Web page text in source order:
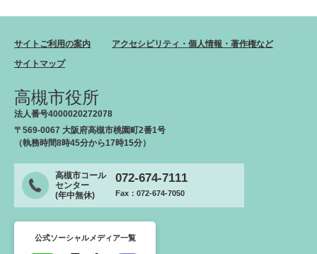
サイトご利用の案内
アクセシビリティ・個人情報・著作権など
サイトマップ
高槻市役所
法人番号4000020272078
〒569-0067 大阪府高槻市桃園町2番1号
（執務時間8時45分から17時15分）
高槻市コール
センター
(年中無休)
072-674-7111
Fax：072-674-7050
公式ソーシャルメディア一覧